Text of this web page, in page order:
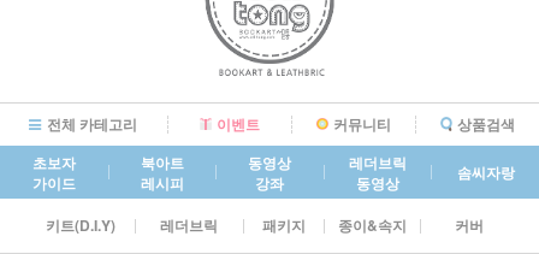
전체 카테고리 이벤트 커뮤니티
상품검색
초보자
가이드
북아트
레시피
동영상
강좌
레더브릭
동영상
솜씨자랑
키트(D.I.Y) 레더브릭 패키지 종이&속지 커버